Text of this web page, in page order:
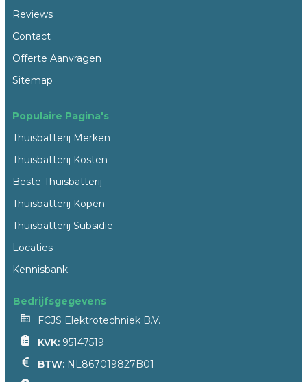
Reviews
Contact
Offerte Aanvragen
Sitemap
Populaire Pagina's
Thuisbatterij Merken
Thuisbatterij Kosten
Beste Thuisbatterij
Thuisbatterij Kopen
Thuisbatterij Subsidie
Locaties
Kennisbank
Bedrijfsgegevens
FCJS Elektrotechniek B.V.
KVK: 95147519
BTW: NL867019827B01